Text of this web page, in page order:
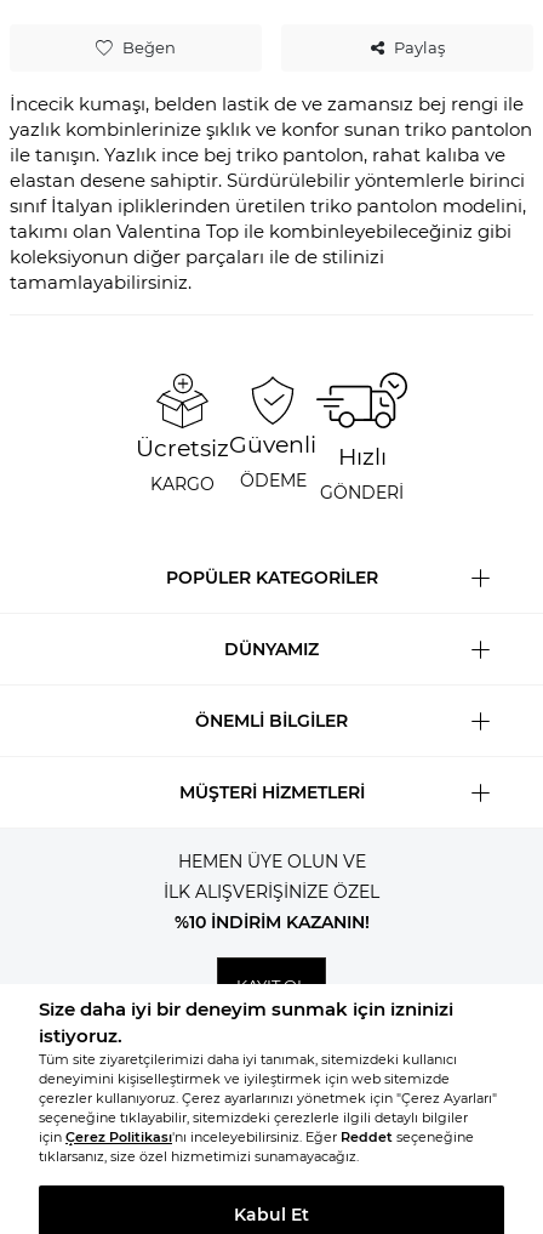
Beğen Paylaş
İncecik kumaşı, belden lastik de ve zamansız bej rengi ile
yazlık kombinlerinize şıklık ve konfor sunan triko pantolon
ile tanışın. Yazlık ince bej triko pantolon, rahat kalıba ve
elastan desene sahiptir. Sürdürülebilir yöntemlerle birinci
sınıf İtalyan ipliklerinden üretilen triko pantolon modelini,
takımı olan Valentina Top ile kombinleyebileceğiniz gibi
koleksiyonun diğer parçaları ile de stilinizi
tamamlayabilirsiniz.
Ücretsiz
KARGO
Güvenli
ÖDEME
Hızlı
GÖNDERİ
POPÜLER KATEGORİLER
DÜNYAMIZ
ÖNEMLİ BİLGİLER
MÜŞTERİ HİZMETLERİ
HEMEN ÜYE OLUN VE
İLK ALIŞVERİŞİNİZE ÖZEL
%10 İNDİRİM KAZANIN!
KAYIT OL